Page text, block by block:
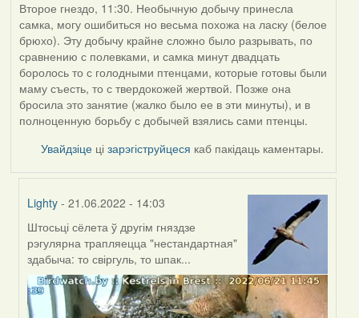
Второе гнездо, 11:30. Необычную добычу принесла
самка, могу ошибиться но весьма похожа на ласку (белое
брюхо). Эту добычу крайне сложно было разрывать, по
сравнению с полевками, и самка минут двадцать
боролось то с голодными птенцами, которые готовы были
маму съесть, то с твердокожей жертвой. Позже она
бросила это занятие (жалко было ее в эти минуты), и в
полноценную борьбу с добычей взялись сами птенцы.
Увайдзіце цізарэгіструйцеся каб пакідаць каментары.
Lighty - 21.06.2022 - 14:03
In
reply
to
by
ZNR
Штосьці сёлета ў другім гняздзе
рэгулярна трапляецца "нестандартная"
здабыча: то свіргуль, то шпак...